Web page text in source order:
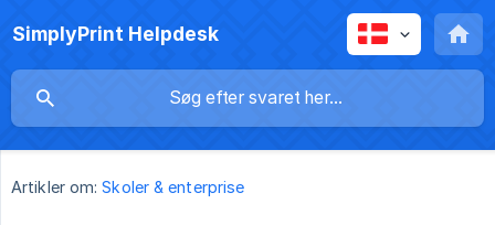
SimplyPrint Helpdesk
Artikler om: Skoler & enterprise